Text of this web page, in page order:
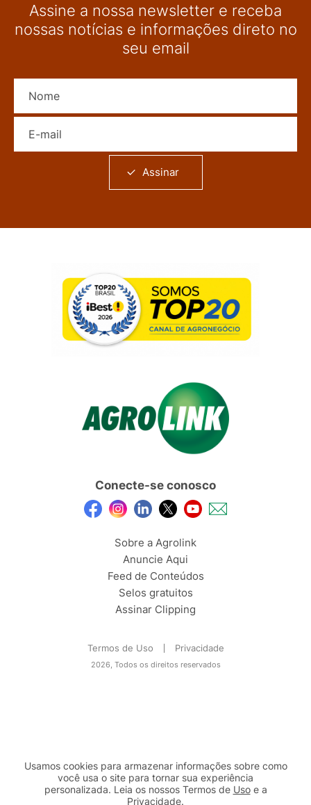
Assine a nossa newsletter e receba
nossas notícias e informações direto no
seu email
Assinar
Conecte-se conosco
Sobre a Agrolink
Anuncie Aqui
Feed de Conteúdos
Selos gratuitos
Assinar Clipping
Termos de Uso Privacidade
2026, Todos os direitos reservados
Usamos cookies para armazenar informações sobre como
você usa o site para tornar sua experiência
personalizada. Leia os nossos Termos de Usoe a
Privacidade.